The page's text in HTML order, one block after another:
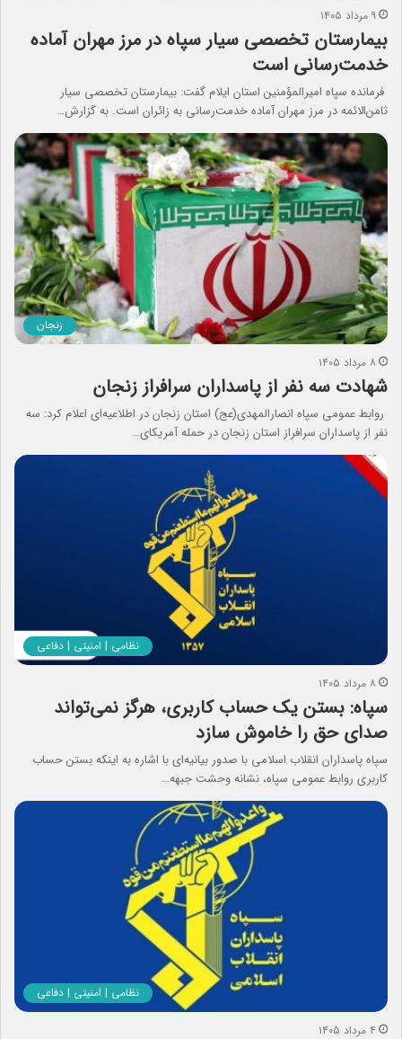
۹ مرداد ۱۴۰۵
بیمارستان تخصصی سیار سپاه در مرز مهران آماده
خدمت‌رسانی است
فرمانده سپاه امیرالمؤمنین استان ایلام گفت: بیمارستان تخصصی سیار
ثامن‌الائمه در مرز مهران آماده خدمت‌رسانی به زائران است. به گزارش…
زنجان
۸ مرداد ۱۴۰۵
شهادت سه نفر از پاسداران سرافراز زنجان
روابط عمومی سپاه انصارالمهدی(عج) استان زنجان در اطلاعیه‌ای اعلام کرد: سه
نفر از پاسداران سرافراز استان زنجان در حمله آمریکای…
نظامی | امنیتی | دفاعی
۸ مرداد ۱۴۰۵
سپاه: بستن یک حساب کاربری، هرگز نمی‌تواند
صدای حق را خاموش سازد
سپاه پاسداران انقلاب اسلامی با صدور بیانیه‌ای با اشاره به اینکه بستن حساب
کاربری روابط عمومی سپاه، نشانه‌ وحشت جبهه…
نظامی | امنیتی | دفاعی
۴ مرداد ۱۴۰۵